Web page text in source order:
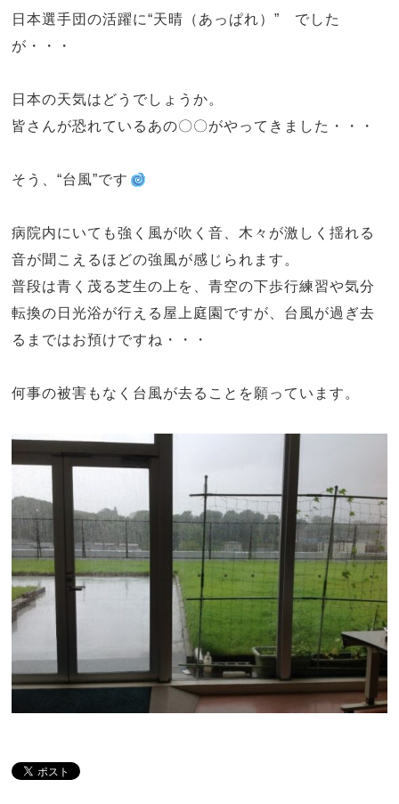
日本選手団の活躍に“天晴（あっぱれ）” でした
が・・・
日本の天気はどうでしょうか。
皆さんが恐れているあの〇〇がやってきました・・・
そう、“台風”です
病院内にいても強く風が吹く音、木々が激しく揺れる
音が聞こえるほどの強風が感じられます。
普段は青く茂る芝生の上を、青空の下歩行練習や気分
転換の日光浴が行える屋上庭園ですが、台風が過ぎ去
るまではお預けですね・・・
何事の被害もなく台風が去ることを願っています。